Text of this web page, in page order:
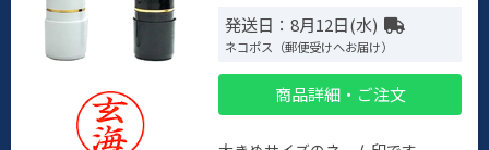
発送日：8月12日(水)
ネコポス（郵便受けへお届け）
商品詳細・ご注文